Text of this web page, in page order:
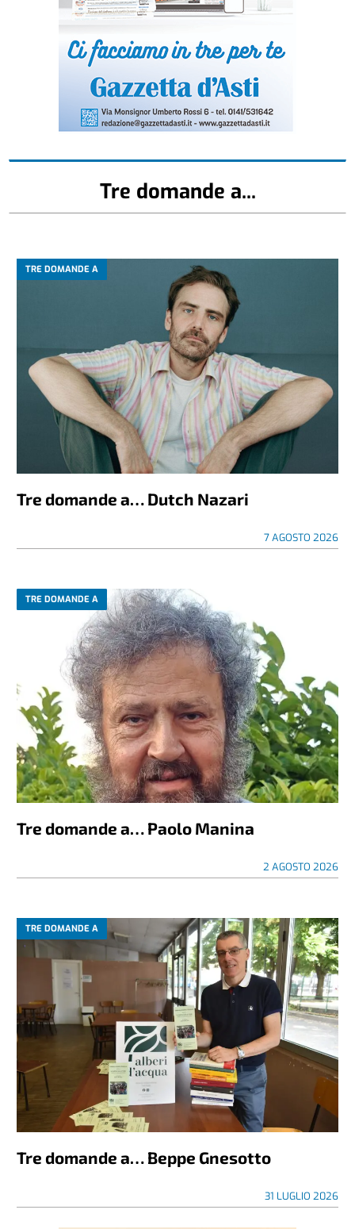
Tre domande a...
TRE DOMANDE A
Tre domande a… Dutch Nazari
7 AGOSTO 2026
TRE DOMANDE A
Tre domande a… Paolo Manina
2 AGOSTO 2026
TRE DOMANDE A
Tre domande a… Beppe Gnesotto
31 LUGLIO 2026